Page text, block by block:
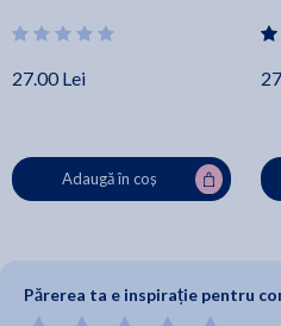
27.00 Lei
Adaugă în coș
Părerea ta e inspirație pentru